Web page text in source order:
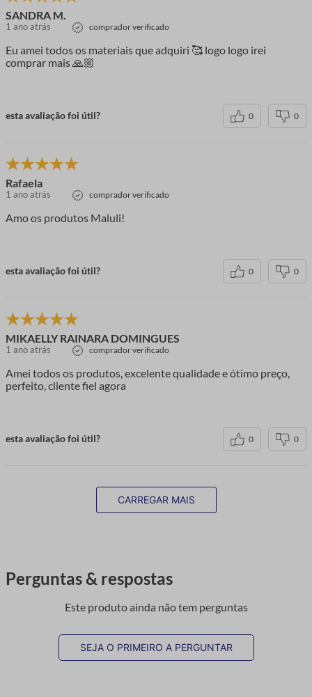
SANDRA M.
1 ano atrás comprador verificado
Eu amei todos os materiais que adquiri 🥰 logo logo irei
comprar mais 🙏🏼
esta avaliação foi útil? 0 0
Rafaela
1 ano atrás comprador verificado
Amo os produtos Maluli!
esta avaliação foi útil? 0 0
MIKAELLY RAINARA DOMINGUES
1 ano atrás comprador verificado
Amei todos os produtos, excelente qualidade e ótimo preço,
perfeito, cliente fiel agora
esta avaliação foi útil? 0 0
CARREGAR MAIS
Perguntas & respostas
Este produto ainda não tem perguntas
SEJA O PRIMEIRO A PERGUNTAR